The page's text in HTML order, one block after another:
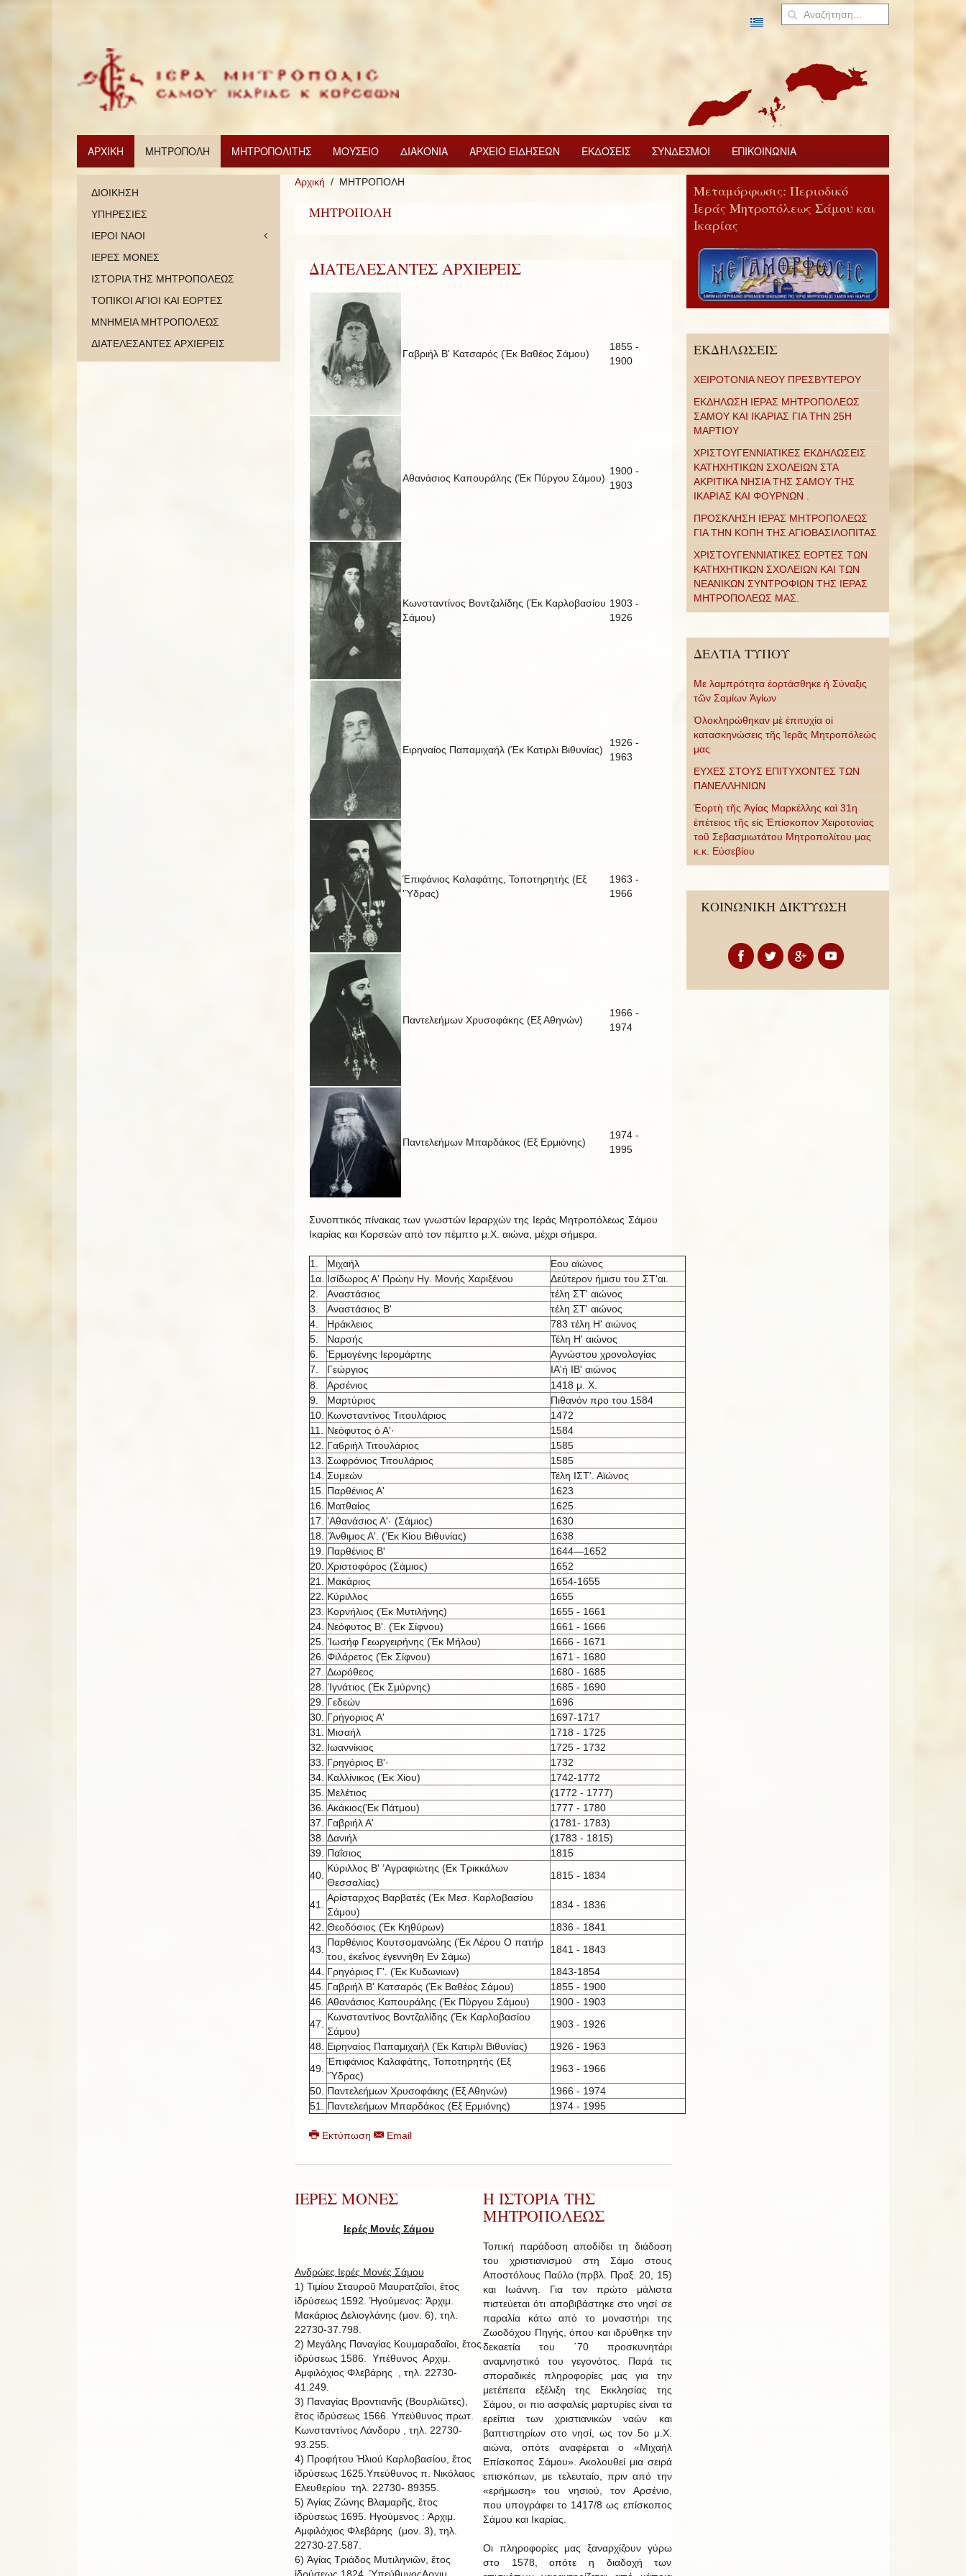
ΑΡΧΙΚΗ ΜΗΤΡΟΠΟΛΗ ΜΗΤΡΟΠΟΛΙΤΗΣ ΜΟΥΣΕΙΟ ΔΙΑΚΟΝΙΑ ΑΡΧΕΙΟ ΕΙΔΗΣΕΩΝ ΕΚΔΟΣΕΙΣ ΣΥΝΔΕΣΜΟΙ ΕΠΙΚΟΙΝΩΝΙΑ
Αρχική ΜΗΤΡΟΠΟΛΗ
ΜΗΤΡΟΠΟΛΗ
ΔΙΑΤΕΛΕΣΑΝΤΕΣ ΑΡΧΙΕΡΕΙΣ
Γαβριήλ Β' Κατσαρός (Έκ Βαθέος Σάμου)
1855 -
1900
Αθανάσιος Καπουράλης (Έκ Πύργου Σάμου)
1900 -
1903
Κωνσταντίνος Βοντζαλίδης (Έκ Καρλοβασίου
Σάμου)
1903 -
1926
Ειρηναίος Παπαμιχαήλ (Έκ Κατιρλι Βιθυνίας)
1926 -
1963
Έπιφάνιος Καλαφάτης, Τοποτηρητής (Εξ
'Ύδρας)
1963 -
1966
Παντελεήμων Χρυσοφάκης (Εξ Αθηνών)
1966 -
1974
Παντελεήμων Μπαρδάκος (Εξ Ερμιόνης)
1974 -
1995
Συνοπτικός πίνακας των γνωστών Ιεραρχών της Ιεράς Μητροπόλεως Σάμου
Ικαρίας και Κορσεών από τον πέμπτο μ.Χ. αιώνα, μέχρι σήμερα.
1. Μιχαήλ
Εου αϊώνος
1α. Ισίδωρος Α' Πρώην Ηγ. Μονής Χαριξένου
Δεύτερον ήμισυ του ΣΤ'αι.
2.
Αναστάσιος
τέλη ΣΤ' αιώνος
3.
Αναστάσιος Β'
τέλη ΣΤ' αιώνος
4.
Ηράκλειος
783 τέλη Η' αιώνος
5.
Ναρσής
Τέλη Η' αιώνος
6.
Έρμογένης Ιερομάρτης
Αγνώστου χρονολογίας
7.
Γεώργιος ΙΑ'ή IB' αιώνος
8.
Αρσένιος
1418 μ. X.
9.
Μαρτύριος
Πιθανόν προ του 1584
10. Κωνσταντίνος Τιτουλάριος
1472
11.
Νεόφυτος ό Α'·
1584
12.
Γα6ριήλ Τιτουλάριος
1585
13. Σωφρόνιος Τιτουλάριος
1585
14. Συμεών
Τέλη ΙΣΤ'. Αϊώνος
15. Παρθένιος Α'
1623
16.
Ματθαίος
1625
17.
’Αθανάσιος Α'· (Σάμιος)
1630
18.
’Άνθιμος Α'. (’Εκ Κίου Βιθυνίας)
1638
19. Παρθένιος Β'
1644—1652
20. Χριστοφόρος (Σάμιος)
1652
21.
Μακάριος
1654-1655
22.
Κύριλλος
1655
23.
Κορνήλιος (Έκ Μυτιλήνης)
1655 - 1661
24. Νεόφυτος Β'. (Έκ Σίφνου)
1661 - 1666
25. ’Ιωσήφ Γεωργειρήνης (Έκ Μήλου)
1666 - 1671
26. Φιλάρετος (Έκ Σίφνου)
1671 - 1680
27. Δωρόθεος
1680 - 1685
28.
’Ιγνάτιος (Έκ Σμύρνης)
1685 - 1690
29. Γεδεών
1696
30. Γρήγοριος Α'
1697-1717
31.
Μισαήλ
1718 - 1725
32.
Ιωαννίκιος
1725 - 1732
33.
Γρηγόριος Β'·
1732
34. Καλλίνικος (Έκ Χίου)
1742-1772
35. Μελέτιος
(1772 - 1777)
36. Ακάκιος(Έκ Πάτμου)
1777 - 1780
37.
Γαβριήλ Α'
(1781- 1783)
38. Δανιήλ
(1783 - 1815)
39. Παΐσιος
1815
40.
Κύριλλος Β' ’Αγραφιώτης (Εκ Τρικκάλων
Θεσσαλίας)
1815 - 1834
41.
Αρίσταρχος Βαρβατές (Έκ Μεσ. Καρλοβασίου
Σάμου)
1834 - 1836
42. Θεοδόσιος (Έκ Κηθύρων)
1836 - 1841
43.
Παρθένιος Κουτσομανώλης (Έκ Λέρου Ο πατήρ
του, έκεΐνος έγεννήθη Εν Σάμω)
1841 - 1843
44. Γρηγόριος Γ'. (Έκ Κυδωνιων)
1843-1854
45. Γαβριήλ Β' Κατσαρός (Έκ Βαθέος Σάμου)
1855 - 1900
46. Αθανάσιος Καπουράλης (Έκ Πύργου Σάμου)
1900 - 1903
47.
Κωνσταντίνος Βοντζαλίδης (Έκ Καρλοβασίου
Σάμου)
1903 - 1926
48.
Ειρηναίος Παπαμιχαήλ (Έκ Κατιρλι Βιθυνίας)
1926 - 1963
49.
Έπιφάνιος Καλαφάτης, Τοποτηρητής (Εξ
'Ύδρας)
1963 - 1966
50. Παντελεήμων Χρυσοφάκης (Εξ Αθηνών)
1966 - 1974
51.
Παντελεήμων Μπαρδάκος (Εξ Ερμιόνης) 1974 - 1995
Εκτύπωση Email
ΙΕΡΕΣ ΜΟΝΕΣ
Ιερές Μονές Σάμου
Ανδρώες Ιερές Μονές Σάμου
1) Τιμίου Σταυροῦ Μαυρατζαῖοι, ἔτος
ἱδρύσεως 1592. Ἡγούμενος: Ἀρχιμ.
Μακάριος Δελιογλάνης (μον. 6), τηλ.
22730-37.798.
2) Μεγάλης Παναγίας Κουμαραδαῖοι, ἔτος
ἱδρύσεως 1586. Υπέθυνος Αρχιμ.
Αμφιλόχιος Φλεβάρης , τηλ. 22730-
41.249.
3) Παναγίας Βροντιανῆς (Βουρλιῶτες),
ἔτος ἱδρύσεως 1566. Υπεύθυνος πρωτ.
Κωνσταντίνος Λάνδορυ , τηλ. 22730-
93.255.
4) Προφήτου Ἠλιού Καρλοβασίου, ἔτος
ἱδρύσεως 1625.Υπεύθυνος π. Νικόλαος
Ελευθερίου τηλ. 22730- 89355.
5) Ἁγίας Ζώνης Βλαμαρῆς, ἔτος
ἱδρύσεως 1695. Ηγούμενος : Ἀρχιμ.
Αμφιλόχιος Φλεβάρης (μον. 3), τηλ.
22730-27.587.
6) Ἁγίας Τριάδος Μυτιληνιῶν, ἔτος
Η ΙΣΤΟΡΙΑ ΤΗΣ
ΜΗΤΡΟΠΟΛΕΩΣ
Τοπική παράδοση αποδίδει τη διάδοση
του χριστιανισμού στη Σάμο στους
Αποστόλους Παύλο (πρβλ. Πραξ. 20, 15)
και Ιωάννη. Για τον πρώτο μάλιστα
πιστεύεται ότι αποβιβάστηκε στο νησί σε
παραλία κάτω από το μοναστήρι της
Ζωοδόχου Πηγής, όπου και ιδρύθηκε την
δεκαετία του ΄70 προσκυνητάρι
αναμνηστικό του γεγονότος. Παρά τις
σποραδικές πληροφορίες μας για την
μετέπειτα εξέλιξη της Εκκλησίας της
Σάμου, οι πιο ασφαλείς μαρτυρίες είναι τα
ερείπια των χριστιανικών ναών και
βαπτιστηρίων στο νησί, ως τον 5ο μ.Χ.
αιώνα, οπότε αναφέρεται ο «Μιχαήλ
Επίσκοπος Σάμου». Ακολουθεί μια σειρά
επισκόπων, με τελευταίο, πριν από την
«ερήμωση» του νησιού, τον Αρσένιο,
που υπογράφει το 1417/8 ως επίσκοπος
Σάμου και Ικαρίας.
Οι πληροφορίες μας ξαναρχίζουν γύρω
στο 1578, οπότε η διαδοχή των
ΔΙΟΙΚΗΣΗ
ΥΠΗΡΕΣΙΕΣ
ΙΕΡΟΙ ΝΑΟΙ
ΙΕΡΕΣ ΜΟΝΕΣ
ΙΣΤΟΡΙΑ ΤΗΣ ΜΗΤΡΟΠΟΛΕΩΣ
ΤΟΠΙΚΟΙ ΑΓΙΟΙ ΚΑΙ ΕΟΡΤΕΣ
ΜΝΗΜΕΙΑ ΜΗΤΡΟΠΟΛΕΩΣ
ΔΙΑΤΕΛΕΣΑΝΤΕΣ ΑΡΧΙΕΡΕΙΣ
Μεταμόρφωσις: Περιοδικό
Ιεράς Μητροπόλεως Σάμου και
Ικαρίας
ΕΚΔΗΛΩΣΕΙΣ
ΧΕΙΡΟΤΟΝΙΑ ΝΕΟΥ ΠΡΕΣΒΥΤΕΡΟΥ
ΕΚΔΗΛΩΣΗ ΙΕΡΑΣ ΜΗΤΡΟΠΟΛΕΩΣ
ΣΑΜΟΥ ΚΑΙ ΙΚΑΡΙΑΣ ΓΙΑ ΤΗΝ 25Η
ΜΑΡΤΙΟΥ
ΧΡΙΣΤΟΥΓΕΝΝΙΑΤΙΚΕΣ ΕΚΔΗΛΩΣΕΙΣ
ΚΑΤΗΧΗΤΙΚΩΝ ΣΧΟΛΕΙΩΝ ΣΤΑ
ΑΚΡΙΤΙΚΑ ΝΗΣΙΑ ΤΗΣ ΣΑΜΟΥ ΤΗΣ
ΙΚΑΡΙΑΣ ΚΑΙ ΦΟΥΡΝΩΝ .
ΠΡΟΣΚΛΗΣΗ ΙΕΡΑΣ ΜΗΤΡΟΠΟΛΕΩΣ
ΓΙΑ ΤΗΝ ΚΟΠΗ ΤΗΣ ΑΓΙΟΒΑΣΙΛΟΠΙΤΑΣ
ΧΡΙΣΤΟΥΓΕΝΝΙΑΤΙΚΕΣ ΕΟΡΤΕΣ ΤΩΝ
ΚΑΤΗΧΗΤΙΚΩΝ ΣΧΟΛΕΙΩΝ ΚΑΙ ΤΩΝ
ΝΕΑΝΙΚΩΝ ΣΥΝΤΡΟΦΙΩΝ ΤΗΣ ΙΕΡΑΣ
ΜΗΤΡΟΠΟΛΕΩΣ ΜΑΣ.
ΔΕΛΤΙΑ ΤΥΠΟΥ
Με λαμπρότητα ἑορτάσθηκε ἡ Σύναξις
τῶν Σαμίων Ἁγίων
Ὁλοκληρώθηκαν μὲ ἐπιτυχία οἱ
κατασκηνώσεις τῆς Ἱερᾶς Μητροπόλεώς
μας
ΕΥΧΕΣ ΣΤΟΥΣ ΕΠΙΤΥΧΟΝΤΕΣ ΤΩΝ
ΠΑΝΕΛΛΗΝΙΩΝ
Ἑορτὴ τῆς Ἁγίας Μαρκέλλης καὶ 31η
ἐπέτειος τῆς εἰς Ἐπίσκοπον Χειροτονίας
τοῦ Σεβασμιωτάτου Μητροπολίτου μας
κ.κ. Εὐσεβίου
ΚΟΙΝΩΝΙΚΗ ΔΙΚΤΥΩΣΗ